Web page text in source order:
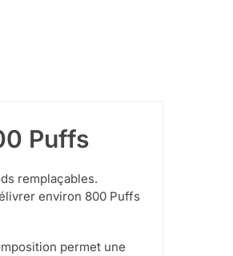
Puffs
remplaçables.
environ 800 Puffs
permet une